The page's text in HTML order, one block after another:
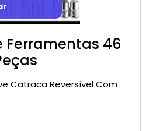
Ferramentas 46
Catraca Reversível Com